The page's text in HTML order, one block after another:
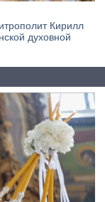
Кирилл
духовной